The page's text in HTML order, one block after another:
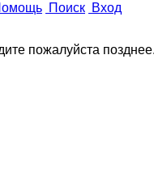
Поиск Вход
пожалуйста